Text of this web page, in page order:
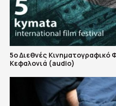
5ο Διεθνές
Κεφαλονιά (audio)